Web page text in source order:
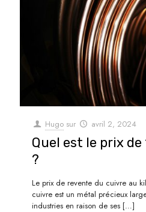
Hugo sur avril 2, 2024
Quel est le prix de
?
Le prix de revente du cuivre au
cuivre est un métal précieux
industries en raison de ses […]